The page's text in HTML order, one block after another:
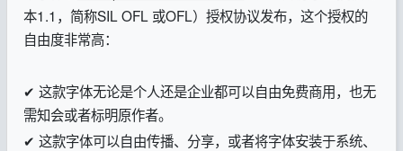
本1.1，简称SIL OFL 或OFL）授权协议发布，这个授权的
自由度非常高：
✔ 这款字体无论是个人还是企业都可以自由免费商用，也无
需知会或者标明原作者。
✔ 这款字体可以自由传播、分享，或者将字体安装于系统、